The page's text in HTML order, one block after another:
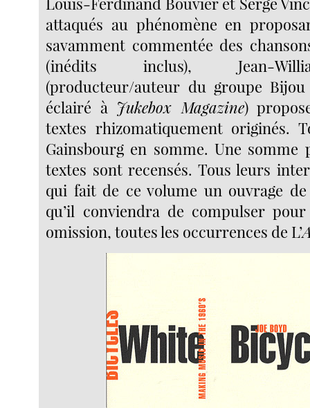
attaqués au phénomène en
savamment commentée des
(inédits inclus), Jean-
(producteur/auteur du groupe
éclairé à Jukebox Magazine)
textes rhizomatiquement originés.
Gainsbourg en somme. Une somme
textes sont recensés. Tous leurs
qui fait de ce volume un ouvrage
qu’il conviendra de compulser
omission, toutes les occurrences de L’